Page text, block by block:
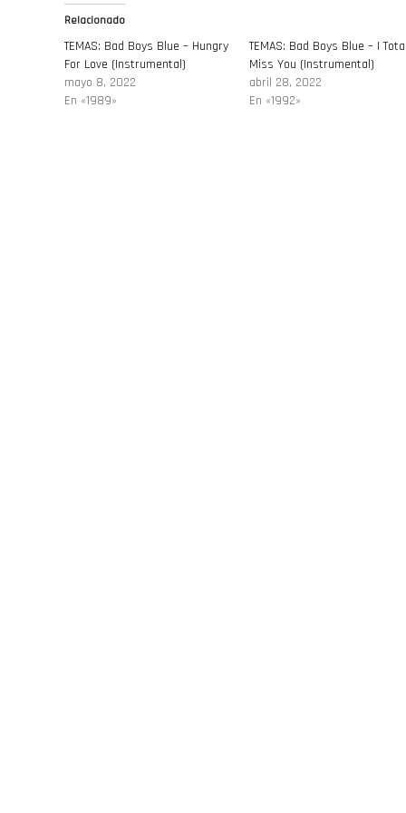
Relacionado
TEMAS: Bad Boys Blue – Hungry
For Love (Instrumental)
mayo 8, 2022
En «1989»
TEMAS: Bad Boys Blue – I
Miss You (Instrumental)
abril 28, 2022
En «1992»